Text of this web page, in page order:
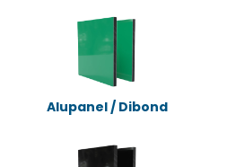
Alupanel / Dibond